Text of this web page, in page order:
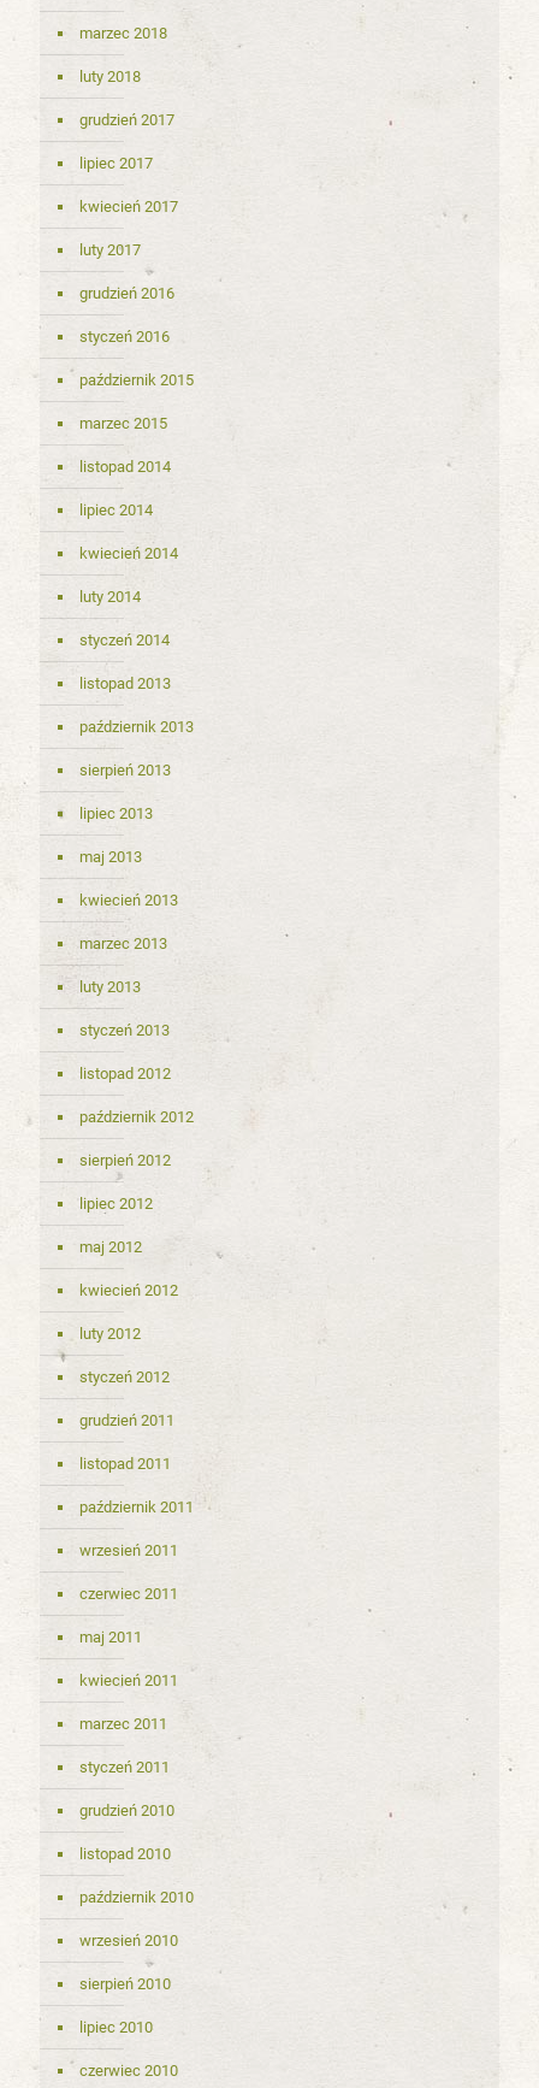
marzec 2018
luty 2018
grudzień 2017
lipiec 2017
kwiecień 2017
luty 2017
grudzień 2016
styczeń 2016
październik 2015
marzec 2015
listopad 2014
lipiec 2014
kwiecień 2014
luty 2014
styczeń 2014
listopad 2013
październik 2013
sierpień 2013
lipiec 2013
maj 2013
kwiecień 2013
marzec 2013
luty 2013
styczeń 2013
listopad 2012
październik 2012
sierpień 2012
lipiec 2012
maj 2012
kwiecień 2012
luty 2012
styczeń 2012
grudzień 2011
listopad 2011
październik 2011
wrzesień 2011
czerwiec 2011
maj 2011
kwiecień 2011
marzec 2011
styczeń 2011
grudzień 2010
listopad 2010
październik 2010
wrzesień 2010
sierpień 2010
lipiec 2010
czerwiec 2010